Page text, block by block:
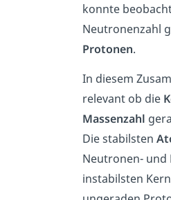
konnte
Neutronenzahl
Protonen.
In diesem
relevant ob die
Massenzahl
Die stabilsten
Neutronen- und
instabilsten